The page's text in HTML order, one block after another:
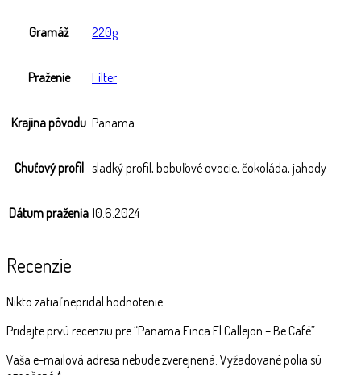
Gramáž 220g
Praženie Filter
Krajina pôvodu Panama
Chuťový profil sladký profil, bobuľové ovocie, čokoláda, jahody
Dátum praženia 10.6.2024
Recenzie
Nikto zatiaľ nepridal hodnotenie.
Pridajte prvú recenziu pre “Panama Finca El Callejon – Be Café”
Vaša e-mailová adresa nebude zverejnená. Vyžadované polia sú